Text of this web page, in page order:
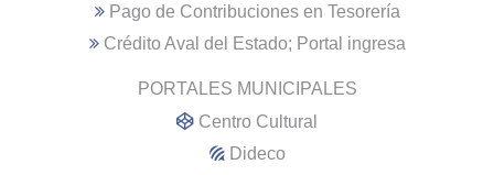
Pago de Contribuciones en Tesorería
Crédito Aval del Estado; Portal ingresa
PORTALES MUNICIPALES
Centro Cultural
Dideco